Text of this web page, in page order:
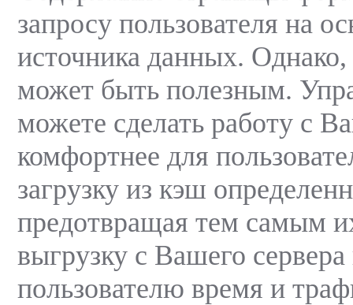
запросу пользователя на
источника данных.
может быть полезным.
можете сделать работу с
комфортнее для
загрузку из кэш
предотвращая тем самым
выгрузку с Вашего
пользователю время и